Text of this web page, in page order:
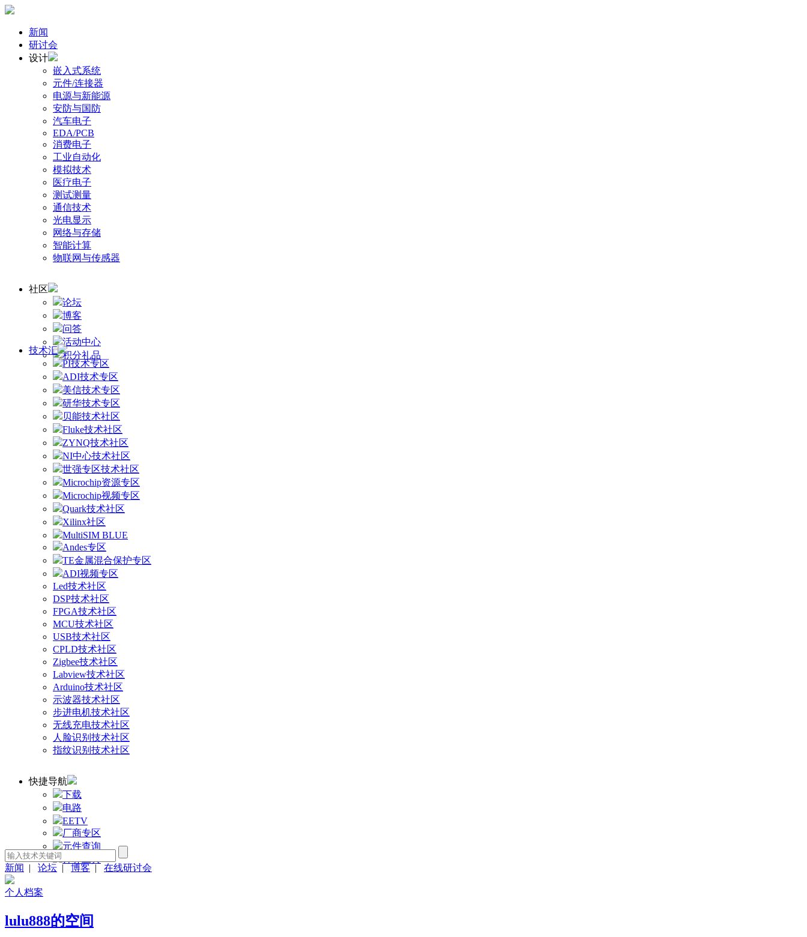
新闻
研讨会
设计
嵌入式系统
元件/连接器
电源与新能源
安防与国防
汽车电子
EDA/PCB
消费电子
工业自动化
模拟技术
医疗电子
测试测量
通信技术
光电显示
网络与存储
智能计算
物联网与传感器
社区
论坛
博客
问答
活动中心
积分礼品
技术汇
PI技术专区
ADI技术专区
美信技术专区
研华技术专区
贝能技术社区
Fluke技术社区
ZYNQ技术社区
NI中心技术社区
世强专区技术社区
Microchip资源专区
Microchip视频专区
Quark技术社区
Xilinx社区
MultiSIM BLUE
Andes专区
TE金属混合保护专区
ADI视频专区
Led技术社区
DSP技术社区
FPGA技术社区
MCU技术社区
USB技术社区
CPLD技术社区
Zigbee技术社区
Labview技术社区
Arduino技术社区
示波器技术社区
步进电机技术社区
无线充电技术社区
人脸识别技术社区
指纹识别技术社区
快捷导航
下载
电路
EETV
厂商专区
元件查询
计算工具
新闻
| 论坛 | 博客 | 在线研讨会
个人档案
lulu888的空间